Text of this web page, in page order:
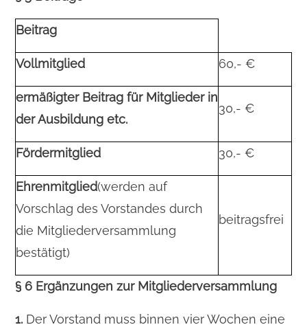
Beitrag
Vollmitglied 60,- €
ermäßigter Beitrag für Mitglieder in
der Ausbildung etc.
30,- €
Fördermitglied 30,- €
Ehrenmitglied(werden auf
Vorschlag des Vorstandes durch
die Mitgliederversammlung
bestätigt)
beitragsfrei
§ 6 Ergänzungen zur Mitgliederversammlung
1. Der Vorstand muss binnen vier Wochen eine